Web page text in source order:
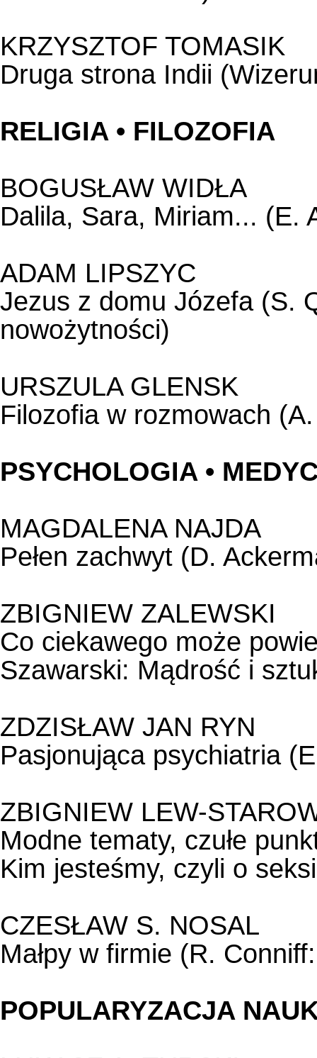
KRZYSZTOF TOMASIK
Druga strona Indii
RELIGIA • FILOZOFIA
BOGUSŁAW WIDŁA
Dalila, Sara, Miriam... (E.
ADAM LIPSZYC
Jezus z domu Józefa (S.
nowożytności)
URSZULA GLENSK
Filozofia w rozmowach
PSYCHOLOGIA •
MAGDALENA NAJDA
Pełen zachwyt (D.
ZBIGNIEW ZALEWSKI
Co ciekawego może
Szawarski: Mądrość i
ZDZISŁAW JAN RYN
Pasjonująca psychiatria
ZBIGNIEW LEW-
Modne tematy, czułe
Kim jesteśmy, czyli o
CZESŁAW S. NOSAL
Małpy w firmie (R.
POPULARYZACJA